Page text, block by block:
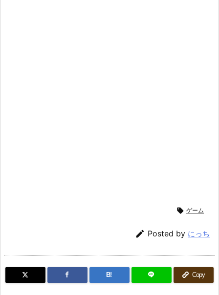
 ゲーム
 Posted by にっち
B! Copy